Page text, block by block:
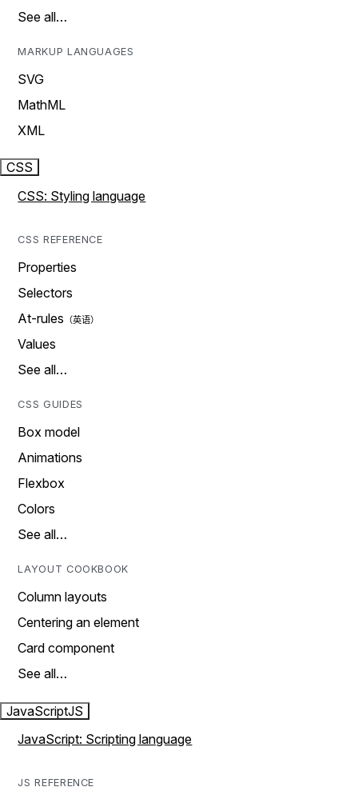
See all…
MARKUP LANGUAGES
SVG
MathML
XML
CSS
CSS: Styling language
CSS REFERENCE
Properties
Selectors
At-rules
Values
See all…
CSS GUIDES
Box model
Animations
Flexbox
Colors
See all…
LAYOUT COOKBOOK
Column layouts
Centering an element
Card component
See all…
JavaScriptJS
JavaScript: Scripting language
JS REFERENCE